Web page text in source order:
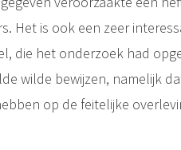
Het is ook een zeer
die het onderzoek had
wilde bewijzen, namelijk
op de feitelijke